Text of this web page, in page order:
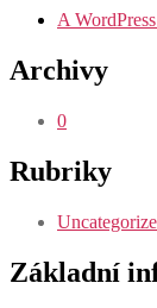
A
Archivy
0
Rubriky
Základní